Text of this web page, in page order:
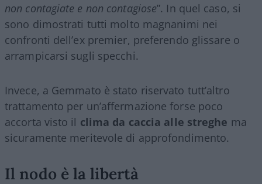
non contagiate e non contagiose”. In quel caso, si
sono dimostrati tutti molto magnanimi nei
confronti dell’ex premier, preferendo glissare o
arrampicarsi sugli specchi.
Invece, a Gemmato è stato riservato tutt’altro
trattamento per un’affermazione forse poco
accorta visto il clima da caccia alle streghe ma
sicuramente meritevole di approfondimento.
Il nodo è la libertà